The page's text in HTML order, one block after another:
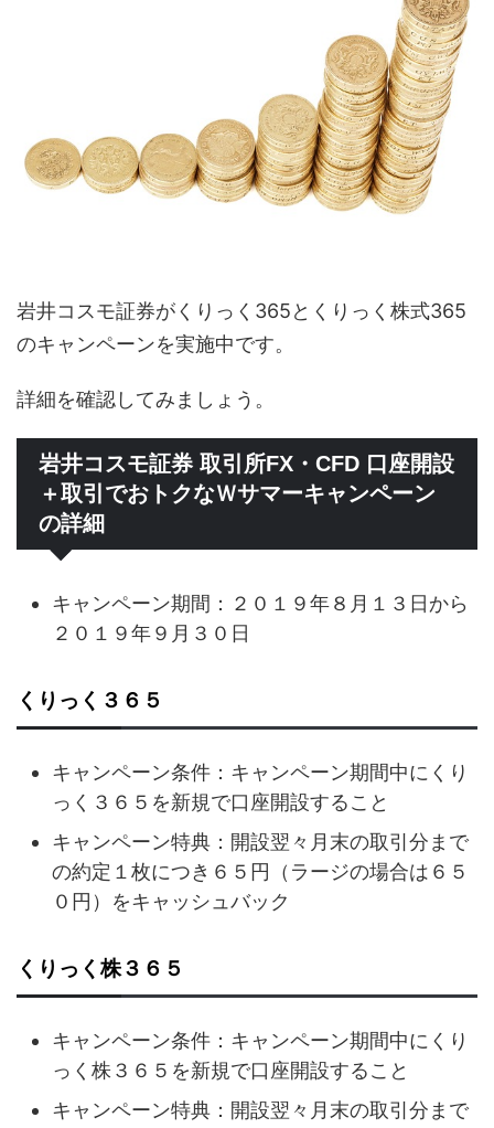
岩井コスモ証券がくりっく365とくりっく株式365
のキャンペーンを実施中です。
詳細を確認してみましょう。
岩井コスモ証券 取引所FX・CFD 口座開設
＋取引でおトクなＷサマーキャンペーン
の詳細
キャンペーン期間：２０１９年８月１３日から
２０１９年９月３０日
くりっく３６５
キャンペーン条件：キャンペーン期間中にくり
っく３６５を新規で口座開設すること
キャンペーン特典：開設翌々月末の取引分まで
の約定１枚につき６５円（ラージの場合は６５
０円）をキャッシュバック
くりっく株３６５
キャンペーン条件：キャンペーン期間中にくり
っく株３６５を新規で口座開設すること
キャンペーン特典：開設翌々月末の取引分まで